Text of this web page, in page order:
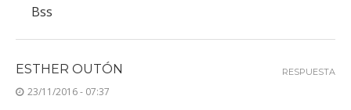
Bss
ESTHER OUTÓN
23/11/2016 - 07:37
RESPUESTA